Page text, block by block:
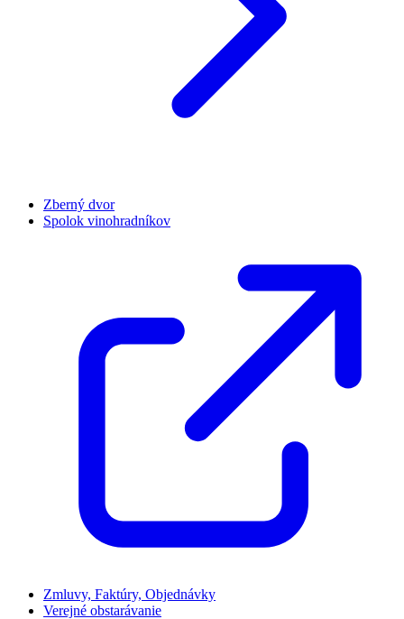
Zberný dvor
Spolok vinohradníkov
Zmluvy, Faktúry, Objednávky
Verejné obstarávanie